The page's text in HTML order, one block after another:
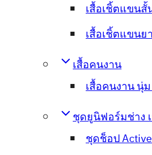
เสื้อเชิ้ตแขน
เสื้อเชิ้ตแขนย
เสื้อคนงาน
เสื้อคนงาน นุ่ม
ชุดยูนิฟอร์มช่าง
ชุดช็อป